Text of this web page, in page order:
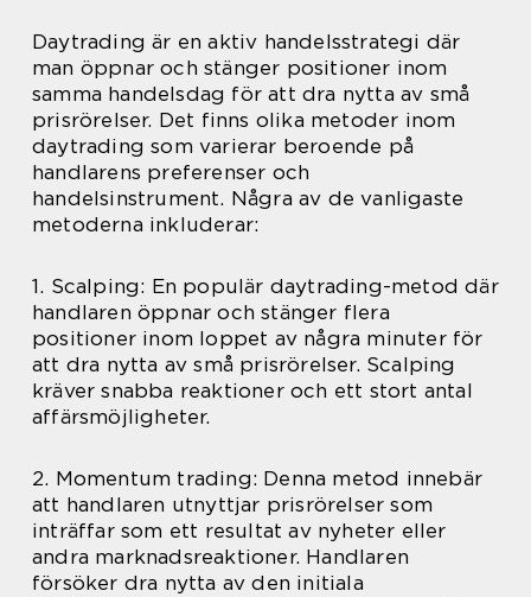
Daytrading är en aktiv handelsstrategi där
man öppnar och stänger positioner inom
samma handelsdag för att dra nytta av små
prisrörelser. Det finns olika metoder inom
daytrading som varierar beroende på
handlarens preferenser och
handelsinstrument. Några av de vanligaste
metoderna inkluderar:
1. Scalping: En populär daytrading-metod där
handlaren öppnar och stänger flera
positioner inom loppet av några minuter för
att dra nytta av små prisrörelser. Scalping
kräver snabba reaktioner och ett stort antal
affärsmöjligheter.
2. Momentum trading: Denna metod innebär
att handlaren utnyttjar prisrörelser som
inträffar som ett resultat av nyheter eller
andra marknadsreaktioner. Handlaren
försöker dra nytta av den initiala